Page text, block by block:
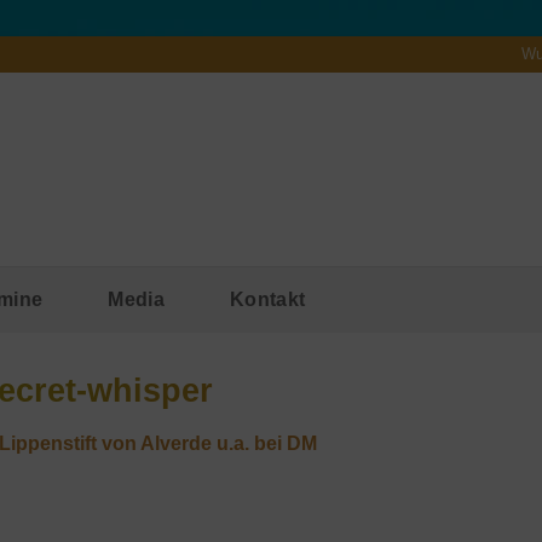
Media Kontakt
whisper
von Alverde u.a. bei DM